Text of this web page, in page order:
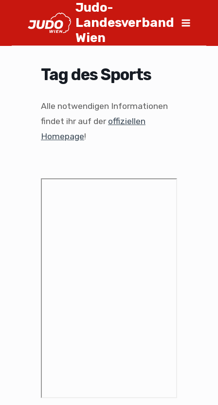
Judo-
Landesverband
Wien
Tag des Sports
Alle notwendigen Informationen
findet ihr auf der offiziellen
Homepage!